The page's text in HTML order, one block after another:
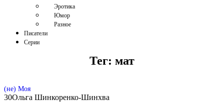
Эротика
Юмор
Разное
Писатели
Серии
Тег: мат
(не) Моя
30Ольга Шинкоренко-Шинхва